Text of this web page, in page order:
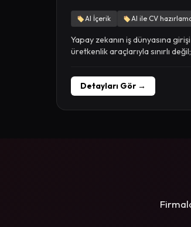
AI İçerik AI ile CV
Yapay zekanın iş dünyasına
üretkenlik araçlarıyla sınırlı
Detayları Gör →